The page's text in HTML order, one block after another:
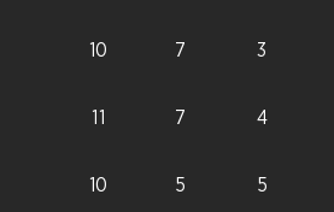
10 7 3
11 7 4
10 5 5